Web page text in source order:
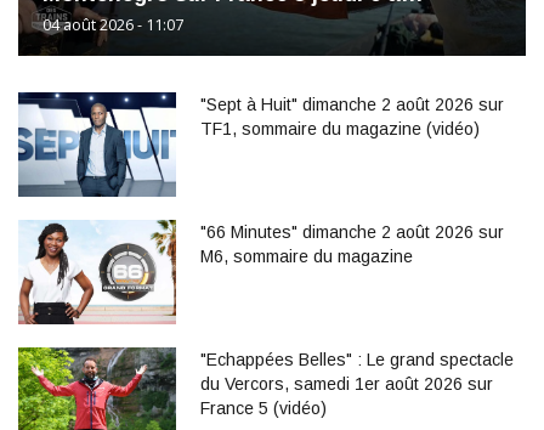
04 août 2026 - 11:07
"Sept à Huit" dimanche 2 août 2026 sur
TF1, sommaire du magazine (vidéo)
"66 Minutes" dimanche 2 août 2026 sur
M6, sommaire du magazine
"Echappées Belles" : Le grand spectacle
du Vercors, samedi 1er août 2026 sur
France 5 (vidéo)